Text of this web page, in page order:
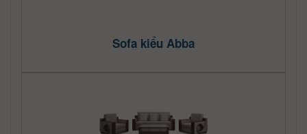
Sofa kiểu Abba